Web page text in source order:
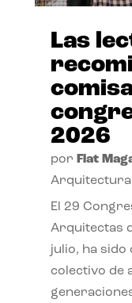
Las
2026
por Flat
Arquitectura
El 29
Arquitectas
julio, ha
colectivo de